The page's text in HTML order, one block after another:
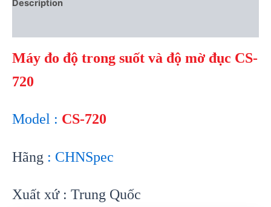
Description
Máy đo độ trong suốt và độ mờ đục CS-
720
Model : CS-720
Hãng : CHNSpec
Xuất xứ : Trung Quốc